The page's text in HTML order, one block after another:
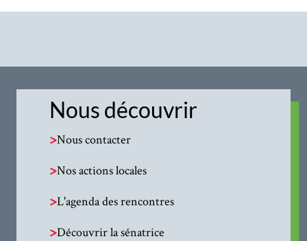
Nous découvrir
>Nous contacter
>Nos actions locales
>L'agenda des rencontres
>Découvrir la sénatrice